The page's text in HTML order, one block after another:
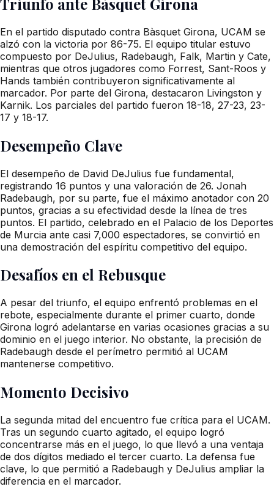
En el partido disputado contra Bàsquet Girona, UCAM se
alzó con la victoria por 86-75. El equipo titular estuvo
compuesto por DeJulius, Radebaugh, Falk, Martin y Cate,
mientras que otros jugadores como Forrest, Sant-Roos y
Hands también contribuyeron significativamente al
marcador. Por parte del Girona, destacaron Livingston y
Karnik. Los parciales del partido fueron 18-18, 27-23, 23-
17 y 18-17.
Desempeño Clave
El desempeño de David DeJulius fue fundamental,
registrando 16 puntos y una valoración de 26. Jonah
Radebaugh, por su parte, fue el máximo anotador con 20
puntos, gracias a su efectividad desde la línea de tres
puntos. El partido, celebrado en el Palacio de los Deportes
de Murcia ante casi 7,000 espectadores, se convirtió en
una demostración del espíritu competitivo del equipo.
Desafíos en el Rebusque
A pesar del triunfo, el equipo enfrentó problemas en el
rebote, especialmente durante el primer cuarto, donde
Girona logró adelantarse en varias ocasiones gracias a su
dominio en el juego interior. No obstante, la precisión de
Radebaugh desde el perímetro permitió al UCAM
mantenerse competitivo.
Momento Decisivo
La segunda mitad del encuentro fue crítica para el UCAM.
Tras un segundo cuarto agitado, el equipo logró
concentrarse más en el juego, lo que llevó a una ventaja
de dos dígitos mediado el tercer cuarto. La defensa fue
clave, lo que permitió a Radebaugh y DeJulius ampliar la
diferencia en el marcador.